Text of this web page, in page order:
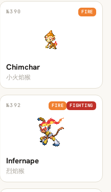
№390 FIRE
Chimchar
小火焰猴
№392 FIRE FIGHTING
Infernape
烈焰猴